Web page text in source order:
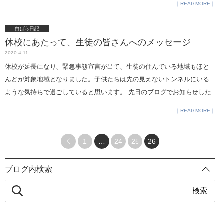
系」という回答が多くありましたが、おそらく終了後にはその考えは変
わったのではないでしょうか。 実際に被験者となって参加してみたり、
参加者全員で投票したり、こちらからの質問に答えていただいたり。 オ
ンラインという新しい形のメリットをとてもうまく使い、参加生徒の感
想も非常に好評でした。 今後も特別講座第2弾、3弾と企画して行きま
す。 # 学びを止めるな # 品女 #特別講座 この期間、運動不足になる方
グ動画の続きです。 トレーニング① トレーニング② トレーニング③ ＊
「女の子」の親たちへ』（ 祥伝社）が掲載されました。
ているので、ご本人に許可を得て、こちらでも数回に分けて紹介してい
こんなときこそ、お互いに思いやりを持って助け合う気持ちを忘れない
ようにしたいです。以前もご紹介しましたが、 日本赤十字社が、今の不
安にどう対処するか、とてもわかりやすくまとめたものをシェアしま
す。 感染を、 １，病気 ２，恐怖 ３，差別 の三つに分け、それぞれにど
う向き合ったらいいかを具体的に示しています。特に、このような時に
生じがちな偏見や差別について、巻き込まれないようにしたいです。 ＊
毎年行われている、多様性を大切にする心を広げるパレードです。 今年
2020 ＊特別講座も、オンラインで行うことになりました。 心理学
とはどのような学問なのか、いつもとは違った角度で紹介します。 中学2
年生が対象ですが、1年生にもご案内が行きます（1年生は閲覧のみで
す）
はすでに通常の授業でも使っているので（若くて反射神経も高いし）さ
面談もあり、部活からのトレーニング動画の配信などもあり、生活のリ
見たところです。ご家族もテレワークになり、通信環境が不安定になる
教職員力を合わせて、生徒のみなさんの学習やコミュニケーションの機
会をなんとか工夫して作っていきたいと思っています。 １年生は、タブ
レットの配布前でしたので、 インタラクティブな授業が行えていないの
私の最初の本『女の子が幸せになる子育て』の文庫版が出版されまし
た。これは、8万人の方に読んでいただいた本で、以前から文庫のお話を
READ MORE
白ばら日記
休校にあたって、生徒の皆さんへのメッセージ
2020.4.11
休校が延長になり、緊急事態宣言が出て、生徒の住んでいる地域もほと
んどが対象地域となりました。子供たちは先の見えないトンネルにいる
ような気持ちで過ごしていると思います。 先日のブログでお知らせした
メッセージが送られました。Zoomで全員参加の集会を行った学年もあ
て、涙が出そうになりました。 新入生や受験を控えた6年生はなおさら不
安な気持ちになっていると思います。6年生には学年主任に加え、仙田校
長からのメッセージも送られました。個別面談もウエブ上で行います。
READ MORE
1 24 25 26
ブログ内検索
検索